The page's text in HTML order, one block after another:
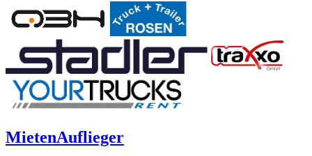
MietenAuflieger